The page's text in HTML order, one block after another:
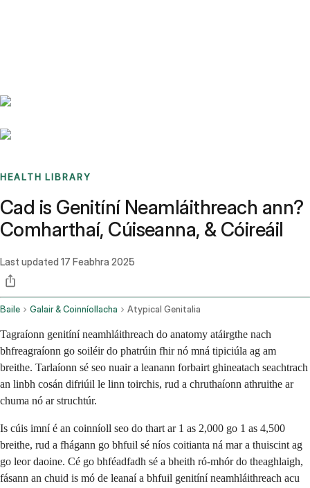
HEALTH LIBRARY
Cad is Genitíní Neamláithreach ann?
Comharthaí, Cúiseanna, & Cóireáil
Last updated 17 Feabhra 2025
Baile Galair & Coinníollacha Atypical Genitalia
Tagraíonn genitíní neamhláithreach do anatomy atáirgthe nach
bhfreagraíonn go soiléir do phatrúin fhir nó mná tipiciúla ag am
breithe. Tarlaíonn sé seo nuair a leanann forbairt ghineatach seachtrach
an linbh cosán difriúil le linn toirchis, rud a chruthaíonn athruithe ar
chuma nó ar struchtúr.
Is cúis imní é an coinníoll seo do thart ar 1 as 2,000 go 1 as 4,500
breithe, rud a fhágann go bhfuil sé níos coitianta ná mar a thuiscint ag
go leor daoine. Cé go bhféadfadh sé a bheith ró-mhór do theaghlaigh,
fásann an chuid is mó de leanaí a bhfuil genitíní neamhláithreach acu